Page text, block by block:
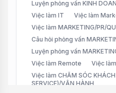
Luyện phỏng vấn KINH
Việc làm IT
Việc làm
Việc làm MARKETING/PR/
Câu hỏi phỏng vấn
Luyện phỏng vấn
Việc làm Remote
Việc
Việc làm CHĂM SÓC
SERVICE)/VẬN HÀNH